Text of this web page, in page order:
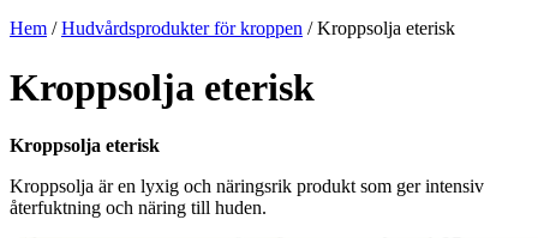
Hem /Hudvårdsprodukter för kroppen / Kroppsolja eterisk
Kroppsolja eterisk
Kroppsolja eterisk
Kroppsolja är en lyxig och näringsrik produkt som ger intensiv
återfuktning och näring till huden.